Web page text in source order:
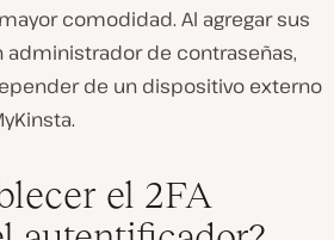
comodidad. Al agregar sus
administrador de contraseñas,
de un dispositivo externo
el 2FA